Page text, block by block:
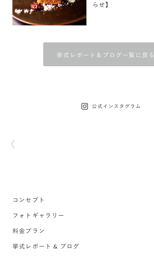
らせ】
挙式レポート＆ブログ一覧に戻る
公式インスタグラム
コンセプト
フォトギャラリー
料金プラン
挙式レポート & ブログ